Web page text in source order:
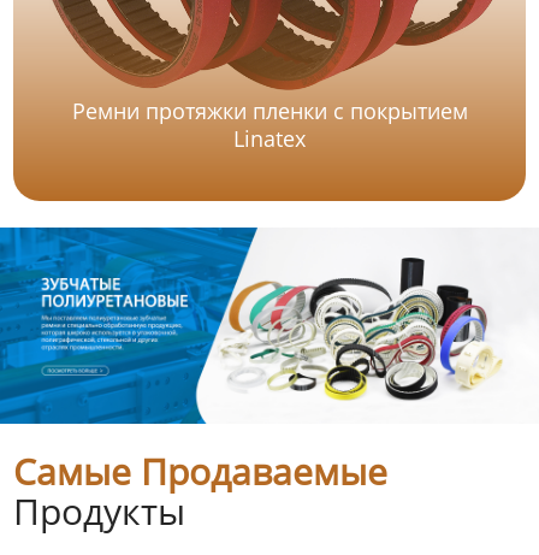
Ремни протяжки пленки с покрытием
Linatex
Самые Продаваемые
Продукты